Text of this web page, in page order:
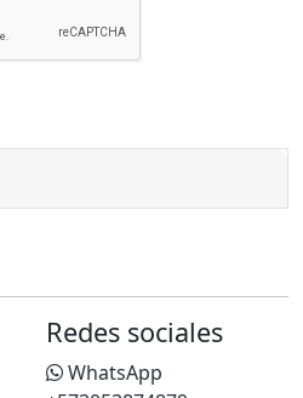
Redes sociales
WhatsApp